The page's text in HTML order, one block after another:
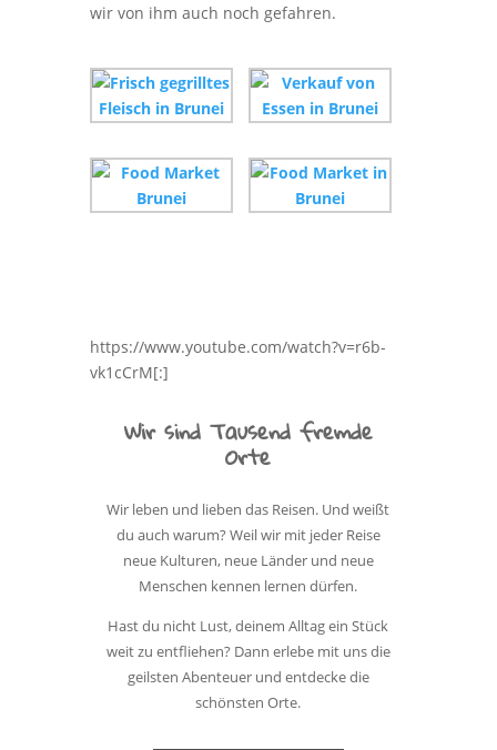
wir von ihm auch noch gefahren.
https://www.youtube.com/watch?v=r6b-
vk1cCrM[:]
Wir sind Tausend fremde
Orte
Wir leben und lieben das Reisen. Und weißt
du auch warum? Weil wir mit jeder Reise
neue Kulturen, neue Länder und neue
Menschen kennen lernen dürfen.
Hast du nicht Lust, deinem Alltag ein Stück
weit zu entfliehen? Dann erlebe mit uns die
geilsten Abenteuer und entdecke die
schönsten Orte.